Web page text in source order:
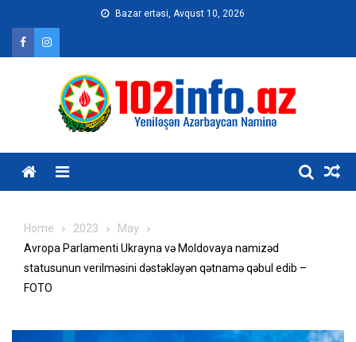
content
Bazar ertəsi, Avqust 10, 2026
Home 2023
May
Avropa Parlamenti Ukrayna və Moldovaya namizəd
statusunun verilməsini dəstəkləyən qətnamə qəbul edib –
FOTO